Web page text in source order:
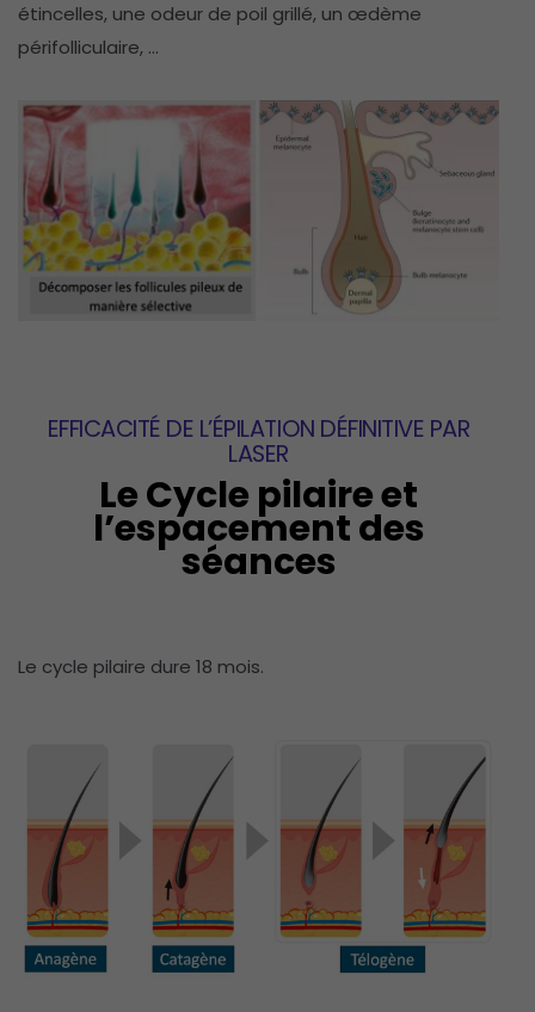
étincelles, une odeur de poil grillé, un œdème
périfolliculaire, …
EFFICACITÉ DE L’ÉPILATION DÉFINITIVE PAR
LASER
Le Cycle pilaire et
l’espacement des
séances
Le cycle pilaire dure 18 mois.